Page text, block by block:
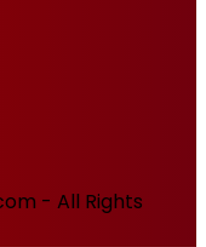
- All Rights